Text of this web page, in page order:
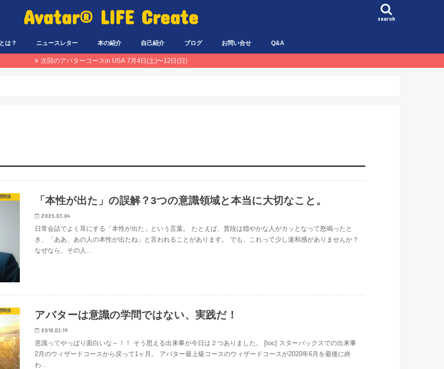
Avatar® LIFE Create search
は？ ニュースレター 本の紹介 自己紹介 ブログ お問い合せ Q&A
次回のアバターコースin USA 7月4日(土)〜12日(日)
関係 「本性が出た」の誤解？3つの意識領域と本当に大切なこと。
2025.03.04
日常会話でよく耳にする「本性が出た」という言葉。 たとえば、普段は穏やかな人がカッとなって怒鳴ったと
き、「ああ、あの人の本性が出たね」と言われることがあります。 でも、これって少し違和感がありませんか？
なぜなら、その人…
関係 アバターは意識の学問ではない、実践だ！
2018.03.19
意識ってやっぱり面白いな～！！ そう思える出来事が今日は２つありました。 [toc] スターバックスでの出来事
2月のウィザードコースから戻って1ヶ月。 アバター最上級コースのウィザードコースが2020年6月を最後に終
わ…